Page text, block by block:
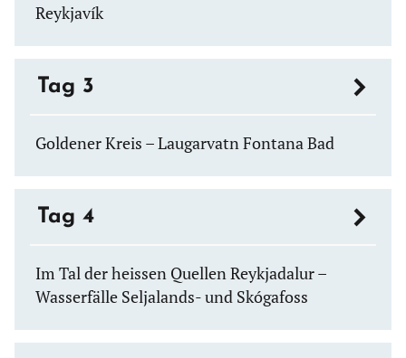
Reykjavík
Tag 3
Goldener Kreis – Laugarvatn Fontana Bad
Tag 4
Im Tal der heissen Quellen Reykjadalur –
Wasserfälle Seljalands- und Skógafoss